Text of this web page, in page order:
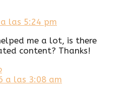
las 5:24 pm
me a lot, is there
content? Thanks!
a las 3:08 am